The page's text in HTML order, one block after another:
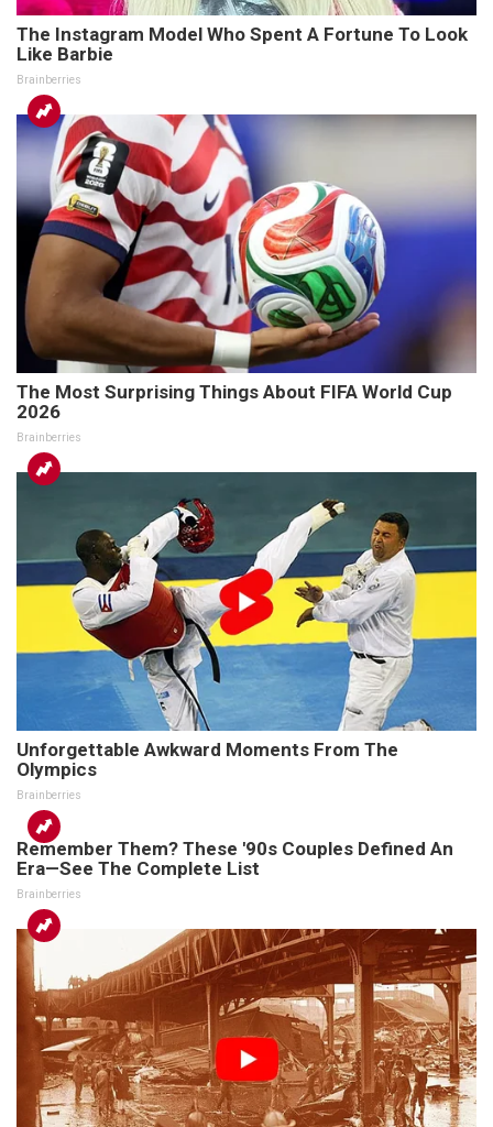
The Instagram Model Who Spent A Fortune To Look
Like Barbie
Brainberries
The Most Surprising Things About FIFA World Cup
2026
Brainberries
Unforgettable Awkward Moments From The
Olympics
Brainberries
Remember Them? These '90s Couples Defined An
Era—See The Complete List
Brainberries